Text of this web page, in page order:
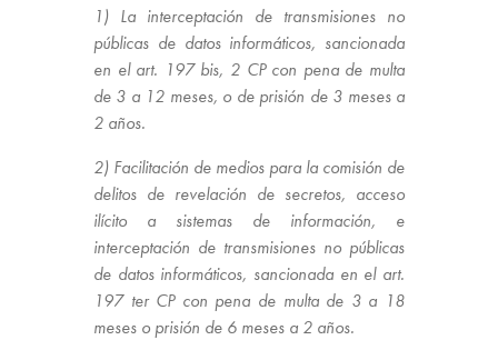
1) La interceptación de transmisiones no
públicas de datos informáticos, sancionada
en el art. 197 bis, 2 CP con pena de multa
de 3 a 12 meses, o de prisión de 3 meses a
2 años.
2) Facilitación de medios para la comisión de
delitos de revelación de secretos, acceso
ilícito a sistemas de información, e
interceptación de transmisiones no públicas
de datos informáticos, sancionada en el art.
197 ter CP con pena de multa de 3 a 18
meses o prisión de 6 meses a 2 años.